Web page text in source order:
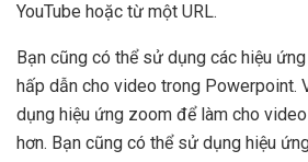
YouTube hoặc từ một URL.
Bạn cũng có thể sử dụng các hiệu
hấp dẫn cho video trong Powerpoint.
dụng hiệu ứng zoom để làm cho
hơn. Bạn cũng có thể sử dụng hiệu